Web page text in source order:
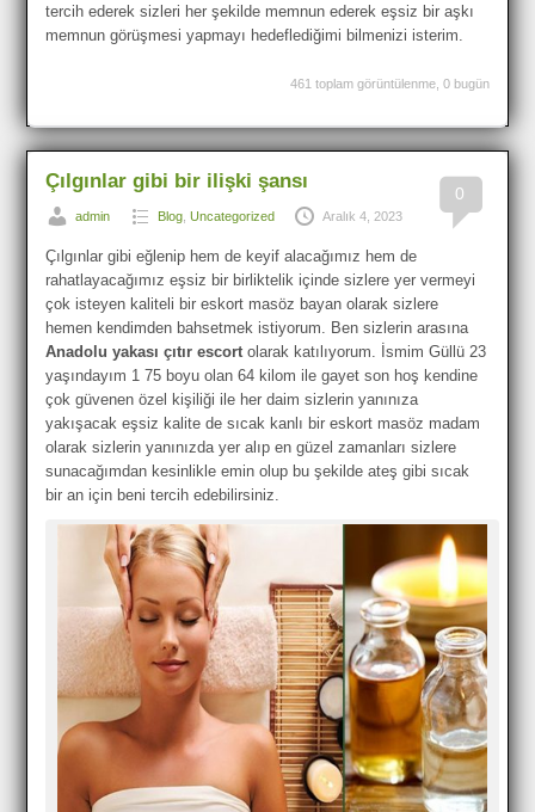
tercih ederek sizleri her şekilde memnun ederek eşsiz bir aşkı
memnun görüşmesi yapmayı hedeflediğimi bilmenizi isterim.
461 toplam görüntülenme, 0 bugün
0
Çılgınlar gibi bir ilişki şansı
admin Blog ,Uncategorized Aralık 4, 2023
Çılgınlar gibi eğlenip hem de keyif alacağımız hem de
rahatlayacağımız eşsiz bir birliktelik içinde sizlere yer vermeyi
çok isteyen kaliteli bir eskort masöz bayan olarak sizlere
hemen kendimden bahsetmek istiyorum. Ben sizlerin arasına
Anadolu yakası çıtır escort olarak katılıyorum. İsmim Güllü 23
yaşındayım 1 75 boyu olan 64 kilom ile gayet son hoş kendine
çok güvenen özel kişiliği ile her daim sizlerin yanınıza
yakışacak eşsiz kalite de sıcak kanlı bir eskort masöz madam
olarak sizlerin yanınızda yer alıp en güzel zamanları sizlere
sunacağımdan kesinlikle emin olup bu şekilde ateş gibi sıcak
bir an için beni tercih edebilirsiniz.